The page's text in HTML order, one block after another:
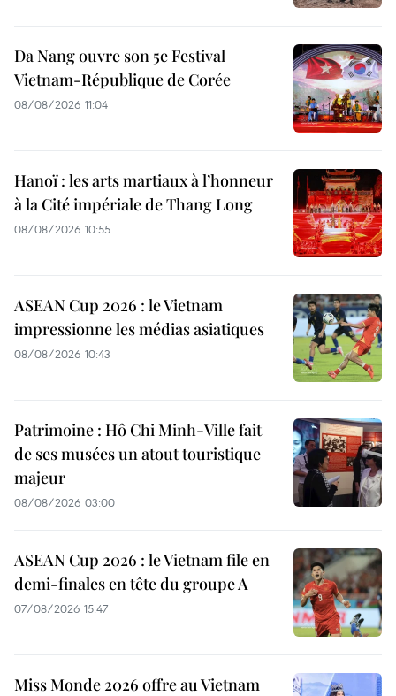
Da Nang ouvre son 5e Festival
Vietnam-République de Corée
08/08/2026 11:04
Hanoï : les arts martiaux à l’honneur
à la Cité impériale de Thang Long
08/08/2026 10:55
ASEAN Cup 2026 : le Vietnam
impressionne les médias asiatiques
08/08/2026 10:43
Patrimoine : Hô Chi Minh-Ville fait
de ses musées un atout touristique
majeur
08/08/2026 03:00
ASEAN Cup 2026 : le Vietnam file en
demi-finales en tête du groupe A
07/08/2026 15:47
Miss Monde 2026 offre au Vietnam